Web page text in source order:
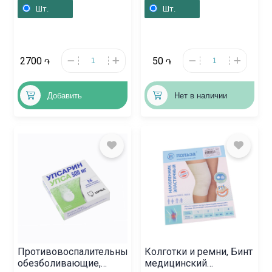
Լատվիա
Шт.
2700 ֏
Добавить
Шт.
50 ֏
Нет в наличии
Противовоспалительные
обезболивающие,
Колготки и ремни, Бинт
медицинский